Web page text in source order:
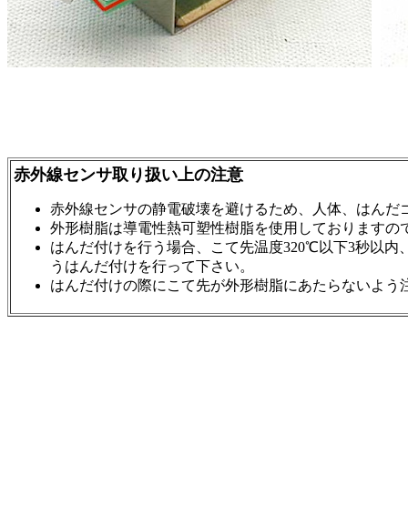
赤外線センサ取り扱い上の注意
赤外線センサの静電破壊を避けるため、人体、はん
外形樹脂は導電性熱可塑性樹脂を使用しております
はんだ付けを行う場合、こて先温度320℃以下3秒以
うはんだ付けを行って下さい。
はんだ付けの際にこて先が外形樹脂にあたらないよう